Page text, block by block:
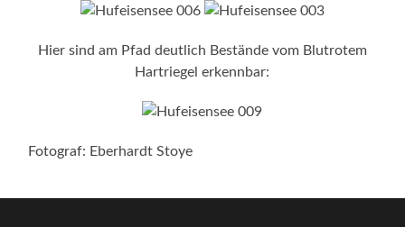
Hier sind am Pfad deutlich Bestände vom Blutrotem
Hartriegel erkennbar:
Fotograf: Eberhardt Stoye